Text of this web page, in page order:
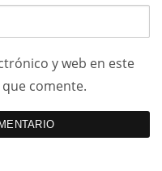
y web en este
comente.